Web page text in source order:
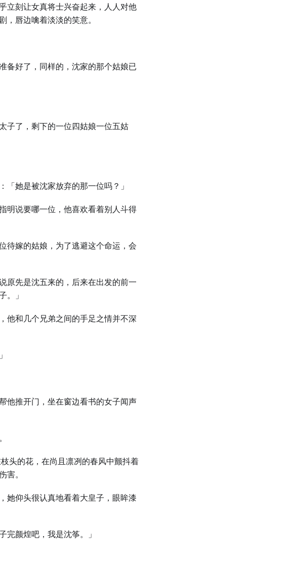
立刻让女真将士兴奋起来，人人对他
，唇边噙着淡淡的笑意。
备好了，同样的，沈家的那个姑娘已
子了，剩下的一位四姑娘一位五姑
她是被沈家放弃的那一位吗？」
明说要哪一位，他喜欢看着别人斗得
待嫁的姑娘，为了逃避这个命运，会
原先是沈五来的，后来在出发的前一
。」
他和几个兄弟之间的手足之情并不深
他推开门，坐在窗边看书的女子闻声
头的花，在尚且凛冽的春风中颤抖着
害。
她仰头很认真地看着大皇子，眼眸漆
完颜煌吧，我是沈筝。」